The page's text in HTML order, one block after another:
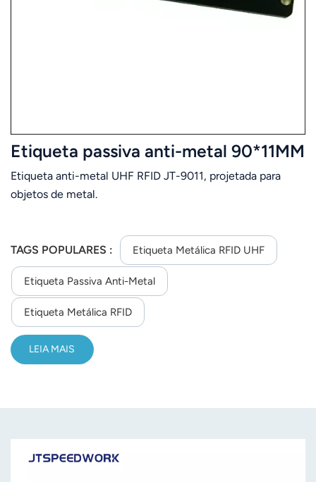
Etiqueta passiva anti-metal 90*11MM
Etiqueta anti-metal UHF RFID JT-9011, projetada para
objetos de metal.
TAGS POPULARES : Etiqueta Metálica RFID UHF
Etiqueta Passiva Anti-Metal
Etiqueta Metálica RFID
LEIA MAIS